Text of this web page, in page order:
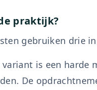
praktijk?
gebruiken drie
variant is een harde
De